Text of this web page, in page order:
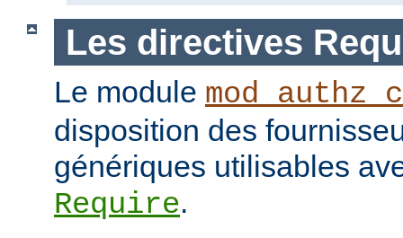
Les directives
Le module
disposition des
génériques utilisables
Require.